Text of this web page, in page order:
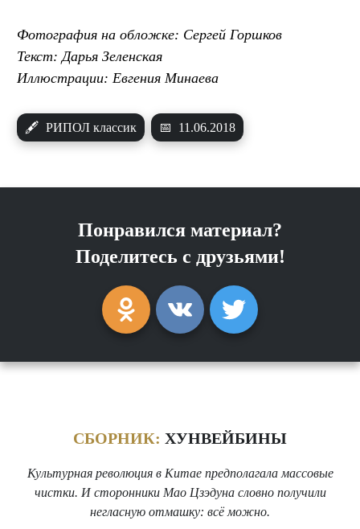
Фотография на обложке: Сергей Горшков
Текст: Дарья Зеленская
Иллюстрации: Евгения Минаева
🖋 РИПОЛ классик 📅 11.06.2018
Понравился материал?
Поделитесь с друзьями!
СБОРНИК: ХУНВЕЙБИНЫ
Культурная революция в Китае предполагала массовые
чистки. И сторонники Мао Цзэдуна словно получили
негласную отмашку: всё можно.